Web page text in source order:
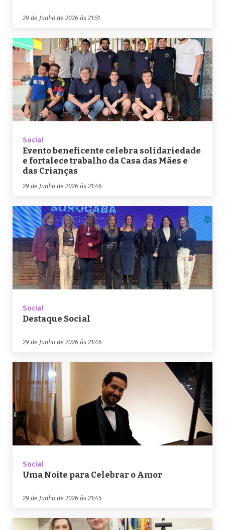
29 de Junho de 2026 às 21:51
Social
Evento beneficente celebra solidariedade
e fortalece trabalho da Casa das Mães e
das Crianças
29 de Junho de 2026 às 21:46
Social
Destaque Social
29 de Junho de 2026 às 21:46
Social
Uma Noite para Celebrar o Amor
29 de Junho de 2026 às 21:45